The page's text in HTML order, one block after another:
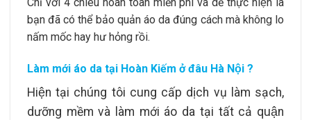
Chỉ với 4 chiêu hoàn toàn miễn phí và dễ thực hiện là
bạn đã có thể bảo quản áo da đúng cách mà không lo
nấm mốc hay hư hỏng rồi.
Làm mới áo da tại Hoàn Kiếm ở đâu Hà Nội ?
Hiện tại chúng tôi cung cấp dịch vụ làm sạch,
dưỡng mềm và làm mới áo da tại tất cả quận